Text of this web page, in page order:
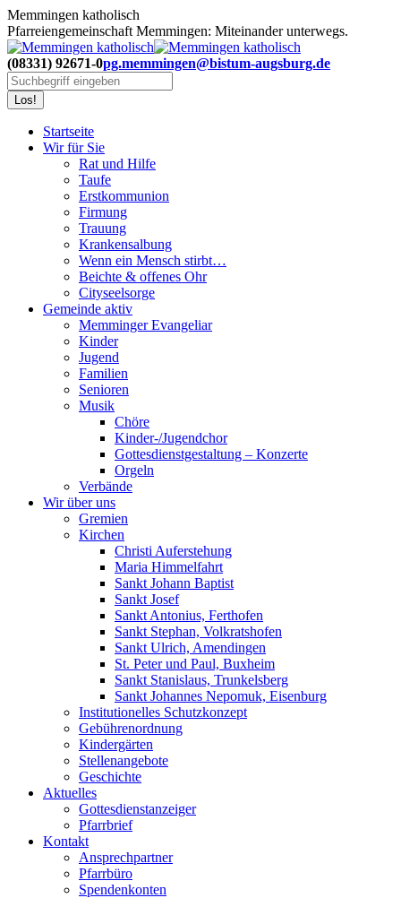
Zum
Inhalt
springen
Memmingen katholisch
Pfarreiengemeinschaft Memmingen: Miteinander unterwegs.
(08331) 92671-0pg.memmingen@bistum-augsburg.de
Search:
Startseite
Wir für Sie
Rat und Hilfe
Taufe
Erstkommunion
Firmung
Trauung
Krankensalbung
Wenn ein Mensch stirbt…
Beichte & offenes Ohr
Cityseelsorge
Gemeinde aktiv
Memminger Evangeliar
Kinder
Jugend
Familien
Senioren
Musik
Chöre
Kinder-/Jugendchor
Gottesdienstgestaltung – Konzerte
Orgeln
Verbände
Wir über uns
Gremien
Kirchen
Christi Auferstehung
Maria Himmelfahrt
Sankt Johann Baptist
Sankt Josef
Sankt Antonius, Ferthofen
Sankt Stephan, Volkratshofen
Sankt Ulrich, Amendingen
St. Peter und Paul, Buxheim
Sankt Stanislaus, Trunkelsberg
Sankt Johannes Nepomuk, Eisenburg
Institutionelles Schutzkonzept
Gebührenordnung
Kindergärten
Stellenangebote
Geschichte
Aktuelles
Gottesdienstanzeiger
Pfarrbrief
Kontakt
Ansprechpartner
Pfarrbüro
Spendenkonten